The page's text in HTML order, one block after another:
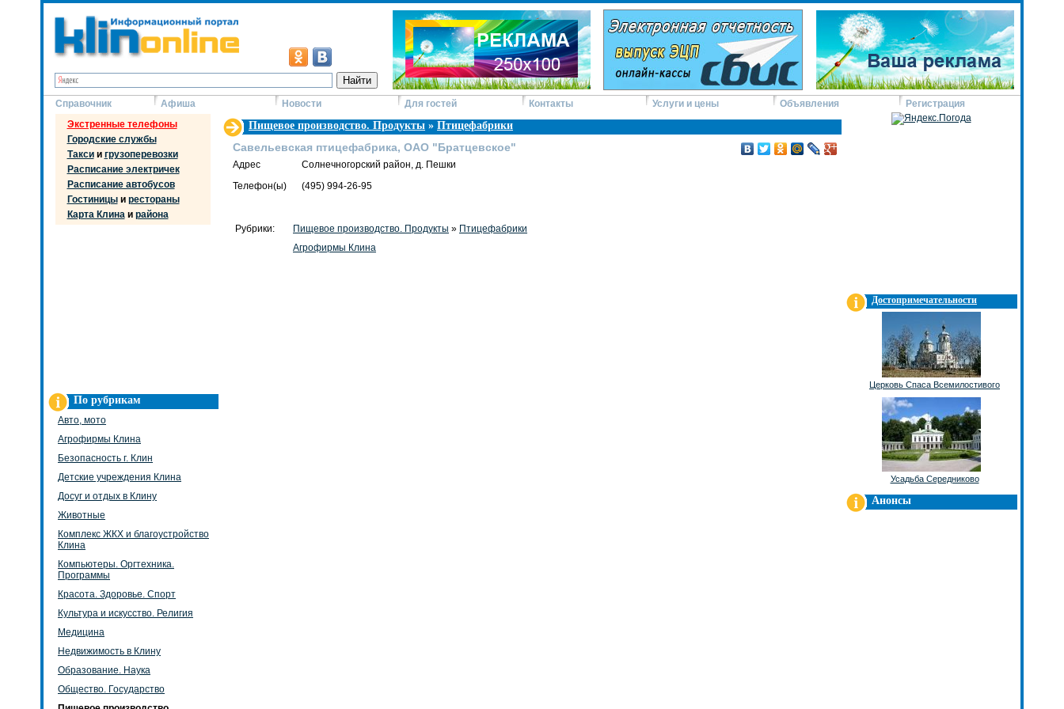
Справочник Афиша Новости Для гостей Контакты Услуги и цены Объявления
Регистрация
Экстренные телефоны
Городские службы
Таксии грузоперевозки
Расписание электричек
Расписание автобусов
Гостиницыи рестораны
Карта Клинаи района
По рубрикам
Авто, мото
Агрофирмы Клина
Безопасность г. Клин
Детские учреждения Клина
Досуг и отдых в Клину
Животные
Комплекс ЖКХ и благоустройство
Клина
Компьютеры. Оргтехника.
Программы
Красота. Здоровье. Спорт
Культура и искусство. Религия
Медицина
Недвижимость в Клину
Образование. Наука
Общество. Государство
Пищевое производство. Продукты » Птицефабрики
Савельевская птицефабрика, ОАО "Братцевское"
Адрес
Солнечногорский район, д. Пешки
Телефон(ы)
(495) 994-26-95
Рубрики: Пищевое производство. Продукты » Птицефабрики
Агрофирмы Клина
Достопримечательности
Церковь Спаса Всемилостивого
Усадьба Середниково
Анонсы